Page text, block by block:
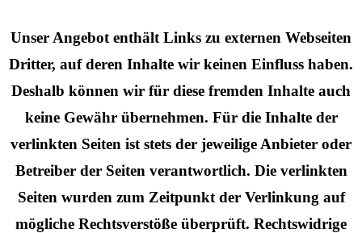
Unser Angebot enthält Links zu externen Webseiten
Dritter, auf deren Inhalte wir keinen Einfluss haben.
Deshalb können wir für diese fremden Inhalte auch
keine Gewähr übernehmen. Für die Inhalte der
verlinkten Seiten ist stets der jeweilige Anbieter oder
Betreiber der Seiten verantwortlich. Die verlinkten
Seiten wurden zum Zeitpunkt der Verlinkung auf
mögliche Rechtsverstöße überprüft. Rechtswidrige